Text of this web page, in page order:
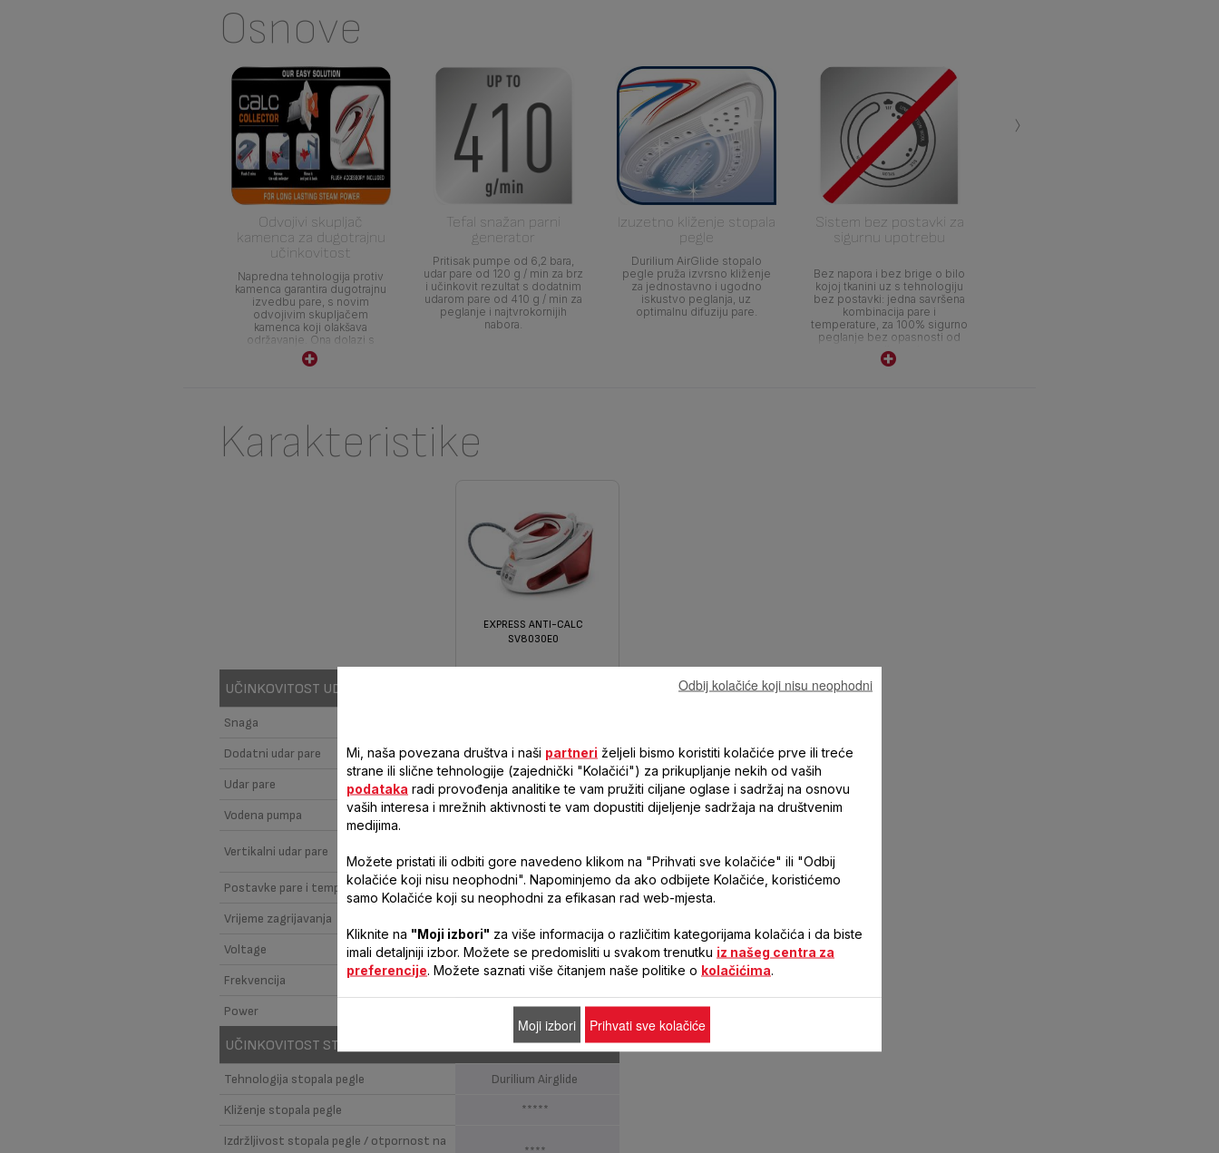
Osnove
Odvojivi skupljač
kamenca za dugotrajnu
učinkovitost
Napredna tehnologija protiv
kamenca garantira dugotrajnu
izvedbu pare, s novim
odvojivim skupljačem
kamenca koji olakšava
održavanje. Ona dolazi s
praktičnim priborom za
jednostavno održavanje
Tefal snažan parni
generator
Pritisak pumpe od 6,2 bara,
udar pare od 120 g / min za brz
i učinkovit rezultat s dodatnim
udarom pare od 410 g / min za
peglanje i najtvrokornijih
nabora.
Izuzetno kliženje stopala
pegle
Durilium AirGlide stopalo
pegle pruža izvrsno kliženje
za jednostavno i ugodno
iskustvo peglanja, uz
optimalnu difuziju pare.
Sistem bez postavki za
sigurnu upotrebu
Bez napora i bez brige o bilo
kojoj tkanini uz s tehnologiju
bez postavki: jedna savršena
kombinacija pare i
temperature, za 100% sigurno
peglanje bez opasnosti od
zagorijevenja
›
Karakteristike
EXPRESS ANTI-CALC
SV8030E0
UČINKOVITOST UDARA PARE I SNAGE
Snaga
Dodatni udar pare
120 g/min
Udar pare
410 g/min
Vodena pumpa
6.2 bar
Vertikalni udar pare
Postavke pare i temperature
Nisu potrebne postavke
Vrijeme zagrijavanja
Voltage
220-240 V
Frekvencija
50-60 Hz
Power
2380-2830 W
UČINKOVITOST STOPALA PEGLE
Tehnologija stopala pegle
Durilium Airglide
Kliženje stopala pegle
*****
Izdržljivost stopala pegle / otpornost na
Mi, naša povezana društva i naši partneri željeli bismo koristiti kolačiće prve ili treće
strane ili slične tehnologije (zajednički "Kolačići") za prikupljanje nekih od vaših
podataka radi provođenja analitike te vam pružiti ciljane oglase i sadržaj na osnovu
vaših interesa i mrežnih aktivnosti te vam dopustiti dijeljenje sadržaja na društvenim
medijima.
Možete pristati ili odbiti gore navedeno klikom na "Prihvati sve kolačiće" ili "Odbij
kolačiće koji nisu neophodni". Napominjemo da ako odbijete Kolačiće, koristićemo
samo Kolačiće koji su neophodni za efikasan rad web-mjesta.
Kliknite na "Moji izbori" za više informacija o različitim kategorijama kolačića i da biste
imali detaljniji izbor. Možete se predomisliti u svakom trenutku iz našeg centra za
preferencije. Možete saznati više čitanjem naše politike o kolačićima.
Odbij kolačiće koji nisu neophodni
Moji izbori Prihvati sve kolačiće